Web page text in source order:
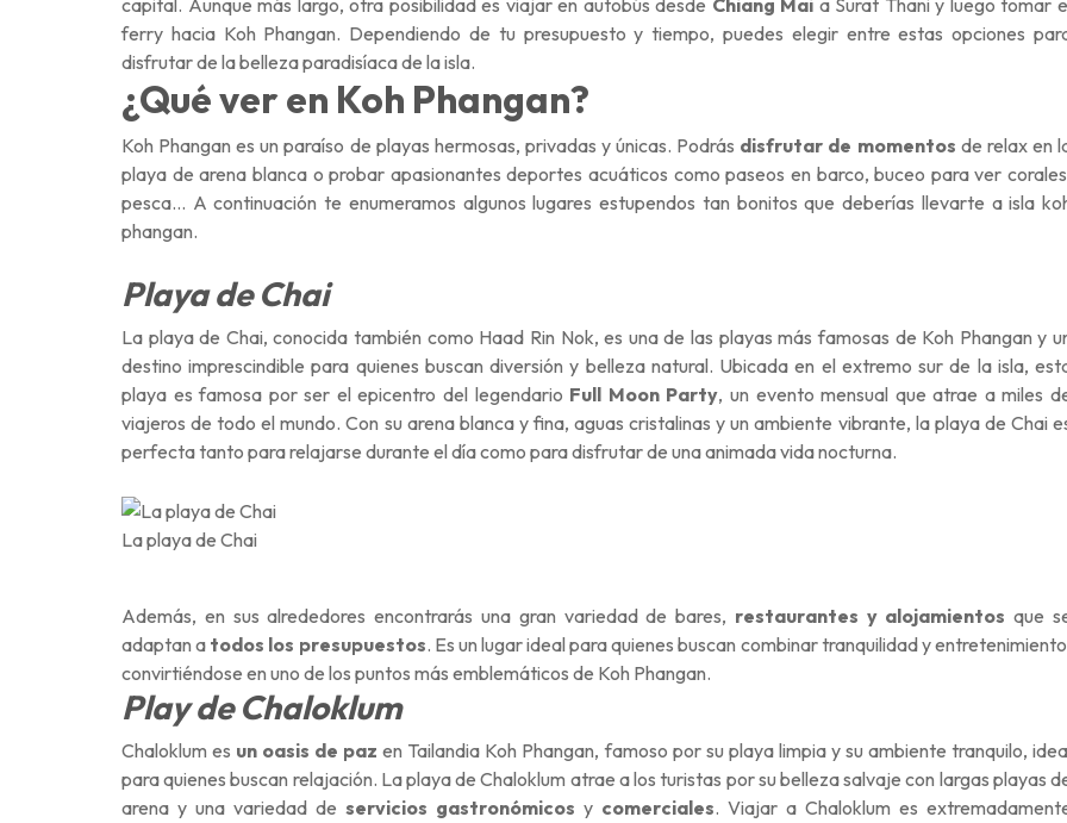
capital. Aunque más largo, otra posibilidad es viajar en autobús desde Chiang Mai a Surat Thani y luego tomar
ferry hacia Koh Phangan. Dependiendo de tu presupuesto y tiempo, puedes elegir entre estas opciones
disfrutar de la belleza paradisíaca de la isla.
¿Qué ver en Koh Phangan?
Koh Phangan es un paraíso de playas hermosas, privadas y únicas. Podrás disfrutar de momentos de relax en
playa de arena blanca o probar apasionantes deportes acuáticos como paseos en barco, buceo para ver
pesca… A continuación te enumeramos algunos lugares estupendos tan bonitos que deberías llevarte a isla
phangan.
Playa de Chai
La playa de Chai, conocida también como Haad Rin Nok, es una de las playas más famosas de Koh Phangan y
destino imprescindible para quienes buscan diversión y belleza natural. Ubicada en el extremo sur de la isla,
playa es famosa por ser el epicentro del legendario Full Moon Party, un evento mensual que atrae a miles
viajeros de todo el mundo. Con su arena blanca y fina, aguas cristalinas y un ambiente vibrante, la playa de Chai
perfecta tanto para relajarse durante el día como para disfrutar de una animada vida nocturna.
La playa de Chai
Además, en sus alrededores encontrarás una gran variedad de bares, restaurantes y alojamientos que
adaptan a todos los presupuestos. Es un lugar ideal para quienes buscan combinar tranquilidad y
convirtiéndose en uno de los puntos más emblemáticos de Koh Phangan.
Play de Chaloklum
Chaloklum es un oasis de paz en Tailandia Koh Phangan, famoso por su playa limpia y su ambiente tranquilo,
para quienes buscan relajación. La playa de Chaloklum atrae a los turistas por su belleza salvaje con largas playas
arena y una variedad de servicios gastronómicos y comerciales. Viajar a Chaloklum es